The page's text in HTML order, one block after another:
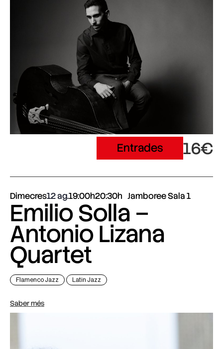
Entrades 16€
Dimecres12 ag.19:00h20:30h Jamboree Sala 1
Emilio Solla –
Antonio Lizana
Quartet
Flamenco Jazz Latin Jazz
Saber més